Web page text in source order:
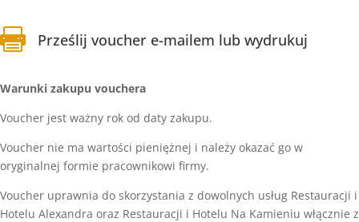
 Prześlij voucher e-mailem lub wydrukuj
Warunki zakupu vouchera
Voucher jest ważny rok od daty zakupu.
Voucher nie ma wartości pieniężnej i należy okazać go w
oryginalnej formie pracownikowi firmy.
Voucher uprawnia do skorzystania z dowolnych usług Restauracji i
Hotelu Alexandra oraz Restauracji i Hotelu Na Kamieniu włącznie z